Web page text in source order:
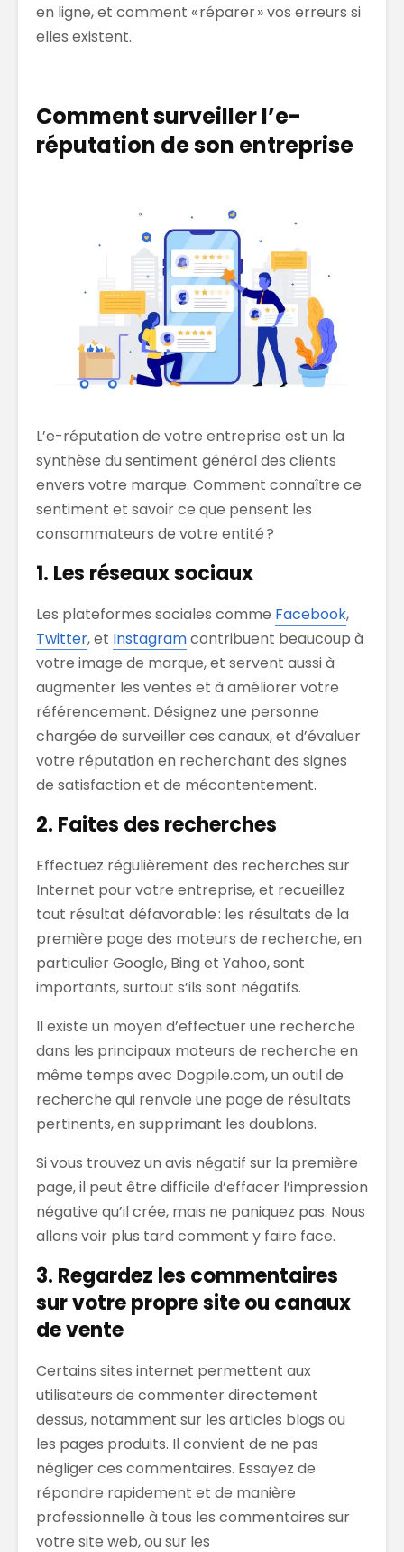
en ligne, et comment « réparer » vos erreurs si
elles existent.
Comment surveiller l’e-
réputation de son entreprise
L’e-réputation de votre entreprise est un la
synthèse du sentiment généraldes clients
envers votre marque. Comment connaître ce
sentiment et savoir ce que pensent les
consommateurs de votre entité ?
1. Les réseauxsociaux
Les plateformes sociales comme Facebook,
Twitter, et Instagramcontribuent beaucoup à
votre image de marque,et servent aussià
augmenter les ventes et à améliorervotre
référencement. Désignez une personne
chargée de surveillerces canaux,et d’évaluer
votre réputation en recherchant des signes
de satisfaction et de mécontentement.
2. Faites des recherches
Effectuez régulièrement des recherches sur
Internet pour votre entreprise,et recueillez
tout résultat défavorable : les résultats de la
première page des moteurs de recherche, en
particulier Google, Bing et Yahoo, sont
importants, surtout s’ils sont négatifs.
Il existe un moyen d’effectuerune recherche
dans les principaux moteurs de recherche en
même temps avec Dogpile.com, un outil de
recherche qui renvoie une page de résultats
pertinents, en supprimant les doublons.
Si vous trouvez un avis négatif sur la première
page, il peut être difficile d’effacer l’impression
négative qu’il crée, mais ne paniquez pas. Nous
allons voir plus tard comment y faire face.
3. Regardez les commentaires
sur votre propre site ou canaux
de vente
Certains sites internet permettent aux
utilisateurs de commenter directement
dessus, notamment sur les articles blogs ou
les pages produits. Il convient de ne pas
négliger ces commentaires. Essayez de
répondre rapidement et de manière
professionnelle à tous les commentaires sur
votre site web, ou sur les